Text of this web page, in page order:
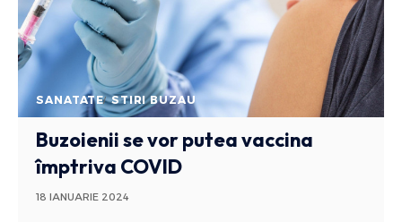
SANATATE STIRI BUZAU
Buzoienii se vor putea vaccina
împtriva COVID
18 IANUARIE 2024